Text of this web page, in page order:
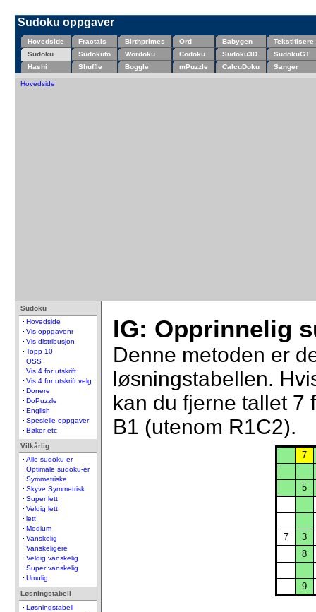
Sudoku oppgaver
Hovedside Fractals Birthprimes Ord Babygen
Tekstifisere
Sudoku
Sudokuto Wordoku Codoku Sudoku3D
SudokuGT
Hashi
Shuffle Boggle mPuzzle CalcuDoku Sanger
Hovedside
Sudoku
Hovedside
Vis oppgavenr
Vis distribusjon
Topp 10
OSS
Vis 4 for utskrift
Vis 4 for utskrift velg
Donere
DoPuzzle
English
Spesielle oppgaver
Bøker etc
Vilkårlig
Alle sudoku-er
Optimale sudoku-er
Symmetriske
Skyve Symmetrisk
Super lett
Veldig lett
lett
Medium
Vanskelig
Vanskeligere
Veldig vanskelig
Super vanskelig
Umulig
Løsningstabell
Løsningstabell
IG: Opprinnelig
Denne metoden er
løsningstabellen.
kan du fjerne tallet 7
B1 (utenom R1C2).
7
5
7
3
8
9